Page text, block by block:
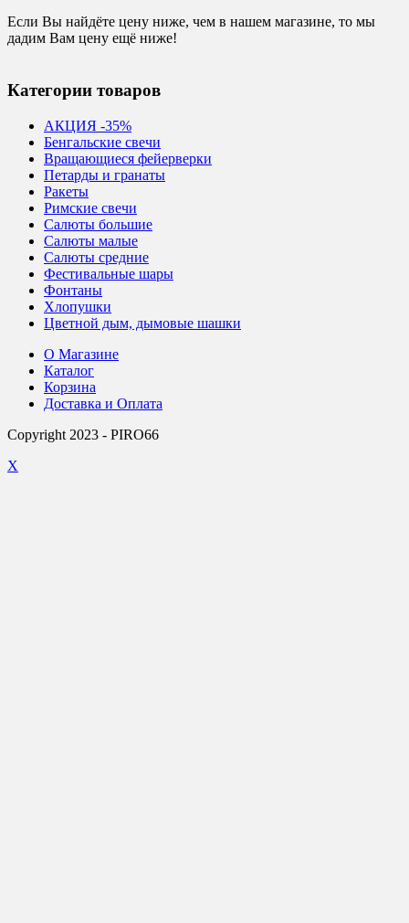
Если Вы найдёте цену ниже, чем в нашем магазине, то мы
дадим Вам цену ещё ниже!
Категории товаров
АКЦИЯ -35%
Бенгальские свечи
Вращающиеся фейерверки
Петарды и гранаты
Ракеты
Римские свечи
Салюты большие
Салюты малые
Салюты средние
Фестивальные шары
Фонтаны
Хлопушки
Цветной дым, дымовые шашки
О Магазине
Каталог
Корзина
Доставка и Оплата
Copyright 2023 - PIRO66
X